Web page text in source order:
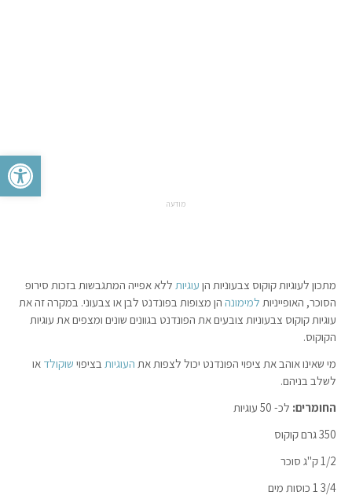
פתח
מודעה
מתכון לעוגיות קוקוס צבעוניות הן עוגיות ללא אפייה המתגבשות בזכות סירופ
הסוכר, האופייניות למימונה הן מצופות בפונדנט לבן או צבעוני. במקרה זה את
עוגיות קוקוס צבעוניות צובעים את הפונדנט בגוונים שונים ומצפים את עוגיות
הקוקוס.
מי שאינו אוהב את ציפוי הפונדנט יכול לצפות את העוגיות בציפוי שוקולד או
לשלב בניהם.
החומרים: לכ- 50 עוגיות
350 גרם קוקוס
1/2 ק"ג סוכר
3/4 1 כוסות מים